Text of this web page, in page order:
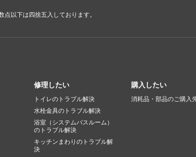
以下は四捨五入しております。
修理したい
トイレのトラブル解決
水栓金具のトラブル解決
浴室（システムバスルーム）
のトラブル解決
キッチンまわりのトラブル解
決
購入したい
消耗品・部品のご購入